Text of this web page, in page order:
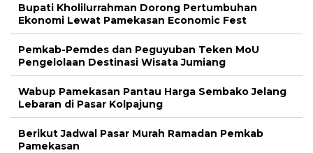
Bupati Kholilurrahman Dorong Pertumbuhan
Ekonomi Lewat Pamekasan Economic Fest
Pemkab-Pemdes dan Peguyuban Teken MoU
Pengelolaan Destinasi Wisata Jumiang
Wabup Pamekasan Pantau Harga Sembako Jelang
Lebaran di Pasar Kolpajung
Berikut Jadwal Pasar Murah Ramadan Pemkab
Pamekasan